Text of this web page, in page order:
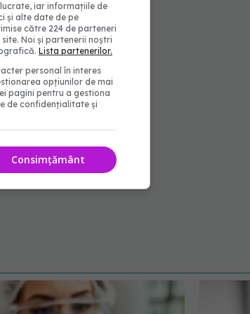
sa respire si
meu are nevoie
de toate,
frati, surori,
curand", a scris
iar informațiile de
și alte date de pe
către 224 de parteneri
Noi și partenerii noștri
Lista partenerilor.
personal în interes
opțiunilor de mai
pagini pentru a gestiona
de confidențialitate și
Consimțământ